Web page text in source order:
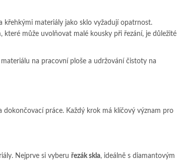
křehkými materiály jako sklo vyžadují opatrnost.
které může uvolňovat malé kousky při řezání, je důležité
na pracovní ploše a udržování čistoty na
dokončovací práce. Každý krok má klíčový význam pro
Nejprve si vyberu řezák skla, ideálně s diamantovým